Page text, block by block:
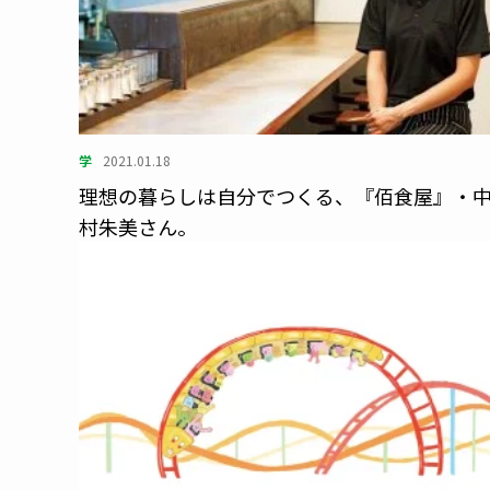
学 2021.01.18
理想の暮らしは自分でつくる、『佰食屋』・
村朱美さん。